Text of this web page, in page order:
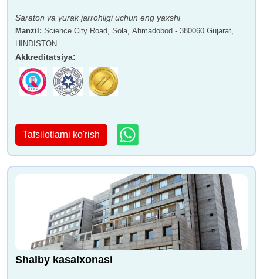
Saraton va yurak jarrohligi uchun eng yaxshi
Manzil : Science City Road, Sola, Ahmadobod - 380060 Gujarat,
HINDISTON
Akkreditatsiya:
Tafsilotlarni ko'rish
Shalby kasalxonasi